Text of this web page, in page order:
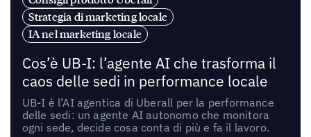
Strategia di marketing locale
IA nel marketing locale
Cos’è UB-I: l’agente AI che trasforma il
caos delle sedi in performance locale
UB-I è l’AI agentica di Uberall per la performance
delle sedi: un agente AI autonomo che monitora
ogni sede, decide cosa conta di più e fa il lavoro.